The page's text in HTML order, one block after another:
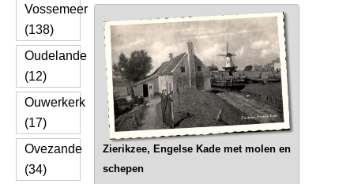
Vossemeer
(138)
Oudelande
(12)
Ouwerkerk
(17)
Ovezande
(34)
Zierikzee, Engelse Kade met molen en
schepen